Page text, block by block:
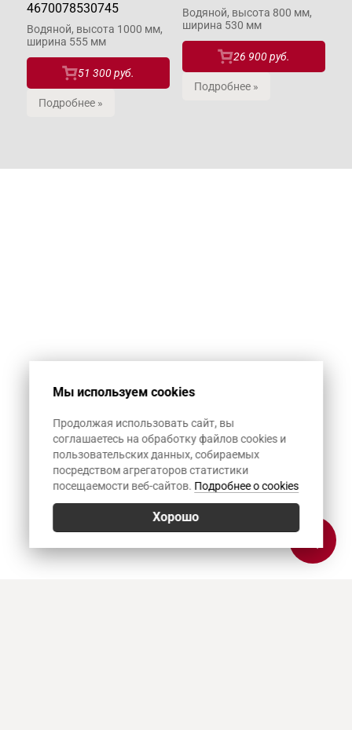
4670078530745
Водяной, высота 1000 мм,
ширина 555 мм
51 300 руб.
Подробнее »
Водяной, высота 800 мм,
ширина 530 мм
26 900 руб.
Подробнее »
Мы используем cookies
Продолжая использовать сайт, вы
соглашаетесь на обработку файлов cookies и
пользовательских данных, собираемых
посредством агрегаторов статистики
посещаемости веб-сайтов. Подробнее о cookies
Хорошо